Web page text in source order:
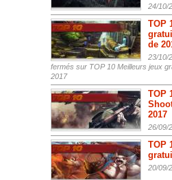
24/10/
TOP
de
23/10/
fermés sur TOP 10 Meilleurs jeux
2017
TOP
2017
26/09/
TOP
20/09/